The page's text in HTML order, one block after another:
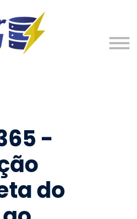
Nosso Time
em Contato
-
do